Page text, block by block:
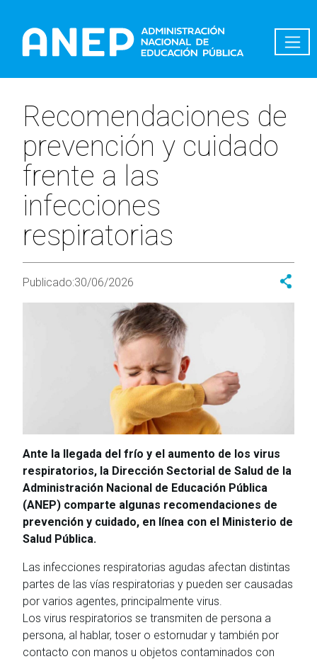
Recomendaciones de
prevención y cuidado
frente a las
infecciones
respiratorias
Publicado:30/06/2026
Ante la llegada del frío y el aumento de los virus
respiratorios, la Dirección Sectorial de Salud de la
Administración Nacional de Educación Pública
(ANEP) comparte algunas recomendaciones de
prevención y cuidado, en línea con el Ministerio de
Salud Pública.
Las infecciones respiratorias agudas afectan distintas
partes de las vías respiratorias y pueden ser causadas
por varios agentes, principalmente virus.
Los virus respiratorios se transmiten de persona a
persona, al hablar, toser o estornudar y también por
contacto con manos u objetos contaminados con